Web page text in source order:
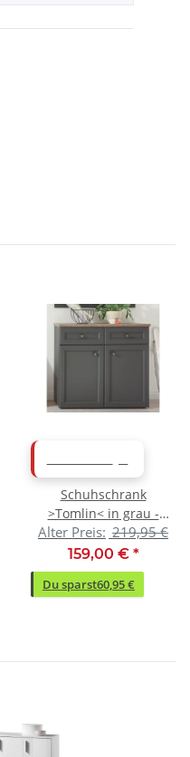
Schuhschrank
>Tomlin< in grau -
98x91x38cm (BxHxT)
Alter Preis: 219,95 €
159,00 € *
Du sparst60,95 €